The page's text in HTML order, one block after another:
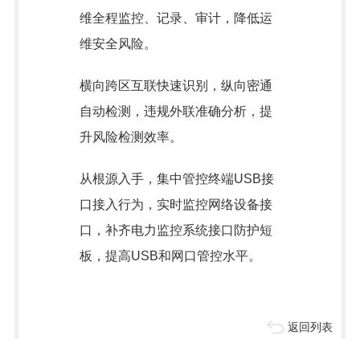
维全程监控、记录、审计，降低运
维安全风险。
横向跨区互联快速识别，纵向密通
自动检测，违规外联准确分析，提
升风险检测效率。
从根源入手，集中管控终端USB接
口接入行为，实时监控网络设备接
口，补齐电力监控系统接口防护短
板，提高USB和网口管控水平。
返回列表